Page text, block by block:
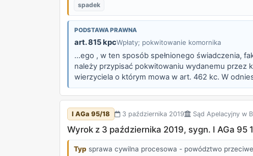
spadek
PODSTAWA PRAWNA
art. 815 kpcWpłaty; pokwitowanie komornika
...ego , w ten sposób spełnionego świadczenia,
należy przypisać pokwitowaniu wydanemu przez
wierzyciela o którym mowa w art. 462 kc. W
zajęcia tej wierzytelności , odpierając go , Sąd
I AGa 95/18 3 października 2019 Sąd Apelacyjny w
Wyrok z 3 października 2019, sygn. I AGa 95
Typ sprawa cywilna procesowa - powództwo